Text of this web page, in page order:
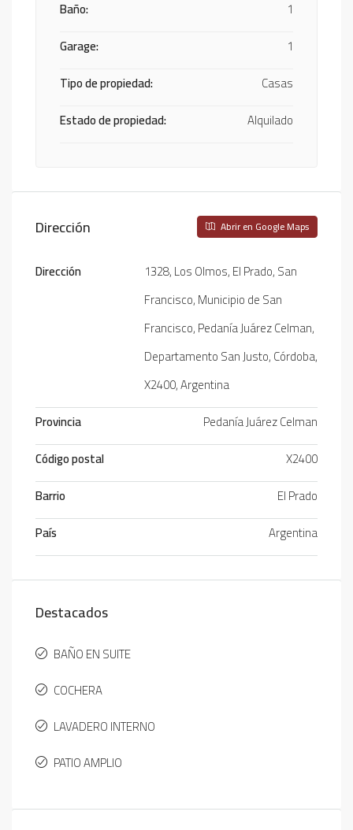
Baño:
1
Garage:
1
Tipo de propiedad:
Casas
Estado de propiedad:
Alquilado
Dirección Abrir en Google Maps
Dirección
1328, Los Olmos, El Prado, San
Francisco, Municipio de San
Francisco, Pedanía Juárez Celman,
Departamento San Justo, Córdoba,
X2400, Argentina
Provincia
Pedanía Juárez Celman
Código postal
X2400
Barrio
El Prado
País
Argentina
Destacados
BAÑO EN SUITE
COCHERA
LAVADERO INTERNO
PATIO AMPLIO